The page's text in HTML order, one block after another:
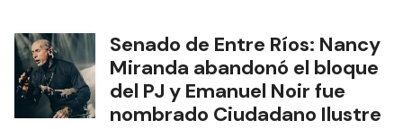
Senado de Entre Ríos: Nancy
Miranda abandonó el bloque
del PJ y Emanuel Noir fue
nombrado Ciudadano Ilustre